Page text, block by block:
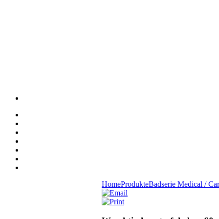
HomeProdukteBadserie Medical /